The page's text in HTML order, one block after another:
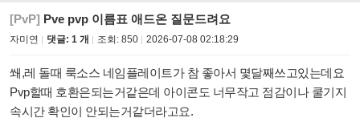
[PvP] Pve pvp 이름표 애드온 질문드려요
자미연 댓글: 1 개 조회: 850 2026-07-08 02:18:29
쐐,레 돌때 룩소스 네임플레이트가 참 좋아서 몇달째쓰고있는데요
Pvp할때 호환은되는거같은데 아이콘도 너무작고 점감이나 쿨기지
속시간 확인이 안되는거같더라고요.